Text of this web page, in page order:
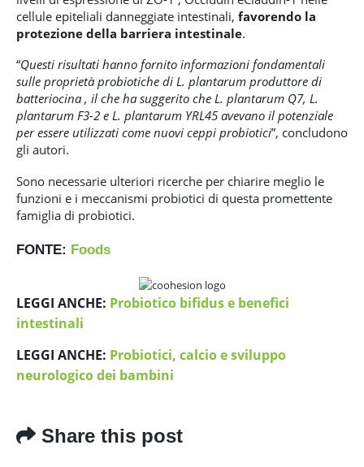
cellule epiteliali danneggiate intestinali, favorendo la
protezione della barriera intestinale.
“Questi risultati hanno fornito informazioni fondamentali
sulle proprietà probiotiche di L. plantarum produttore di
batteriocina , il che ha suggerito che L. plantarum Q7, L.
plantarum F3-2 e L. plantarum YRL45 avevano il potenziale
per essere utilizzati come nuovi ceppi probiotici”, concludono
gli autori.
Sono necessarie ulteriori ricerche per chiarire meglio le
funzioni e i meccanismi probiotici di questa promettente
famiglia di probiotici.
FONTE: Foods
LEGGI ANCHE: Probiotico bifidus e benefici
intestinali
LEGGI ANCHE: Probiotici, calcio e sviluppo
neurologico dei bambini
Share this post